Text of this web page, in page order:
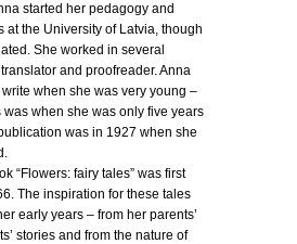
started her pedagogy and
at the University of Latvia, though
She worked in several
and proofreader. Anna
when she was very young –
was when she was only five years
was in 1927 when she
“Flowers: fairy tales” was first
The inspiration for these tales
early years – from her parents’
stories and from the nature of